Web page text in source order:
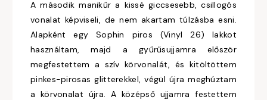
A második manikűr a kissé giccsesebb, csillogós
vonalat képviseli, de nem akartam túlzásba esni.
Alapként egy Sophin piros (Vinyl 26) lakkot
használtam, majd a gyűrűsujjamra először
megfestettem a szív körvonalát, és kitöltöttem
pinkes-pirosas glitterekkel, végül újra meghúztam
a körvonalat újra. A középső ujjamra festettem